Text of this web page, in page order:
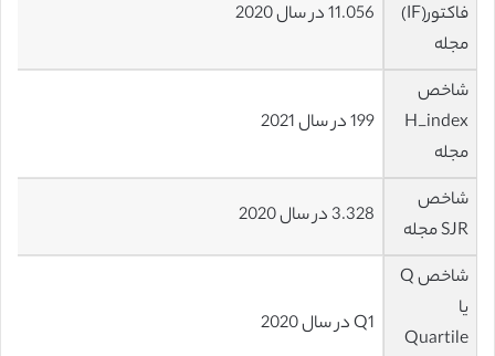
فاکتور(IF)
مجله
11.056 در سال 2020
شاخص
H_index
مجله
199 در سال 2021
شاخص
SJR مجله
3.328 در سال 2020
شاخص Q
یا
Quartile
Q1 در سال 2020